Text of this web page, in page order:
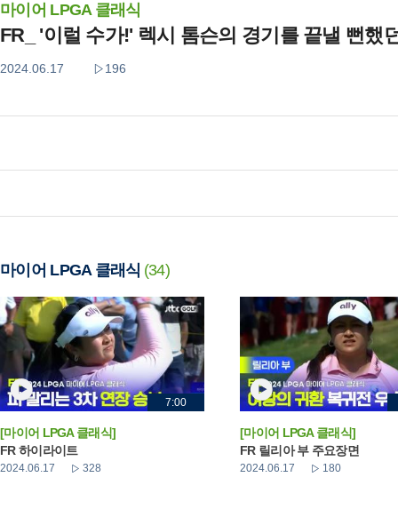
마이어 LPGA 클래식
FR_ '이럴 수가!' 렉시 톰슨의 경기를 끝낼 뻔했
2024.06.17 196
마이어 LPGA 클래식 (34)
7:00
[마이어 LPGA 클래식]
FR 하이라이트
2024.06.17 328
[마이어 LPGA 클래식]
FR 릴리아 부 주요장면
2024.06.17 180